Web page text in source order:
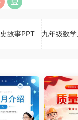
故事PPT
九年级数